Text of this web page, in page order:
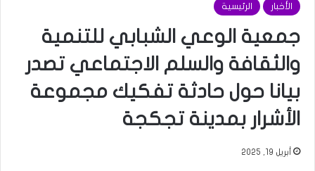
الأخبار الرئيسية
جمعية الوعي الشبابي للتنمية
والثقافة والسلم الاجتماعي تصدر
بيانا حول حادثة تفكيك مجموعة
الأشرار بمدينة تجكجة
أبريل 19, 2025